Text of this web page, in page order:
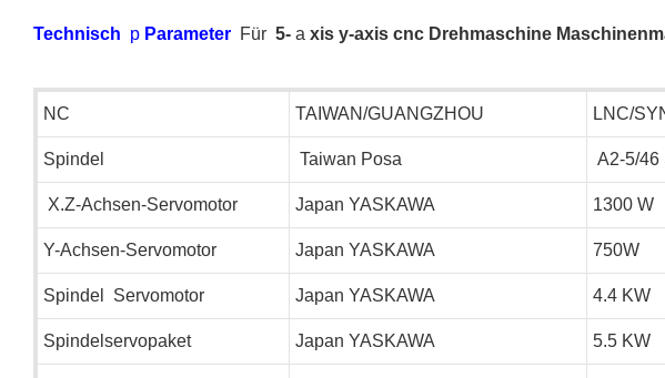
Technisch p Parameter Für 5- a xis y-axis cnc Drehmaschine
NC TAIWAN/GUANGZHOU LNC/
Spindel Taiwan Posa A2-5/46
X.Z-Achsen-Servomotor Japan YASKAWA 1300 W
Y-Achsen-Servomotor Japan YASKAWA 750W
Spindel Servomotor Japan YASKAWA 4.4 KW
Spindelservopaket Japan YASKAWA 5.5 KW